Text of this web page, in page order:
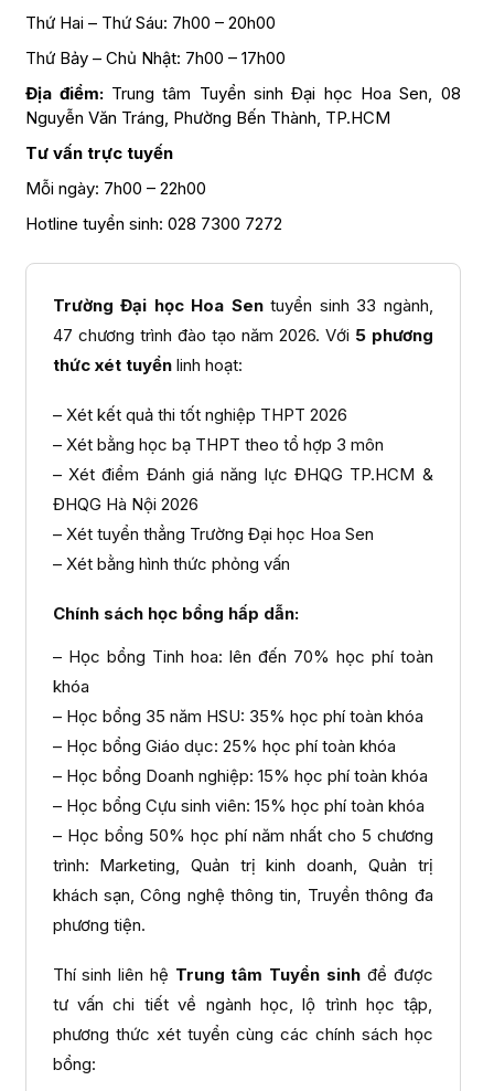
Thứ Hai – Thứ Sáu: 7h00 – 20h00
Thứ Bảy – Chủ Nhật: 7h00 – 17h00
Địa điểm: Trung tâm Tuyển sinh Đại học Hoa Sen, 08
Nguyễn Văn Tráng, Phường Bến Thành, TP.HCM
Tư vấn trực tuyến
Mỗi ngày: 7h00 – 22h00
Hotline tuyển sinh: 028 7300 7272
Trường Đại học Hoa Sentuyển sinh 33 ngành,
47 chương trình đào tạo năm 2026. Với 5 phương
thức xét tuyểnlinh hoạt:
– Xét kết quả thi tốt nghiệp THPT 2026
– Xét bằng học bạ THPT theo tổ hợp 3 môn
– Xét điểm Đánh giá năng lực ĐHQG TP.HCM &
ĐHQG Hà Nội 2026
– Xét tuyển thẳng Trường Đại học Hoa Sen
– Xét bằng hình thức phỏng vấn
Chính sách học bổng hấp dẫn:
– Học bổng Tinh hoa: lên đến 70% học phí toàn
khóa
– Học bổng 35 năm HSU: 35% học phí toàn khóa
– Học bổng Giáo dục: 25% học phí toàn khóa
– Học bổng Doanh nghiệp: 15% học phí toàn khóa
– Học bổng Cựu sinh viên: 15% học phí toàn khóa
– Học bổng 50% học phí năm nhất cho 5 chương
trình: Marketing, Quản trị kinh doanh, Quản trị
khách sạn, Công nghệ thông tin, Truyền thông đa
phương tiện.
Thí sinh liên hệ Trung tâm Tuyển sinhđể được
tư vấn chi tiết về ngành học, lộ trình học tập,
phương thức xét tuyển cùng các chính sách học
bổng: